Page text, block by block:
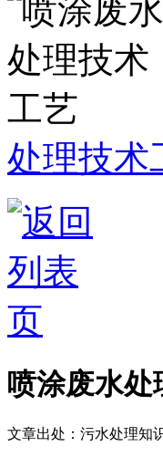
处理技术
喷涂废水处
文章出处：污水处理知